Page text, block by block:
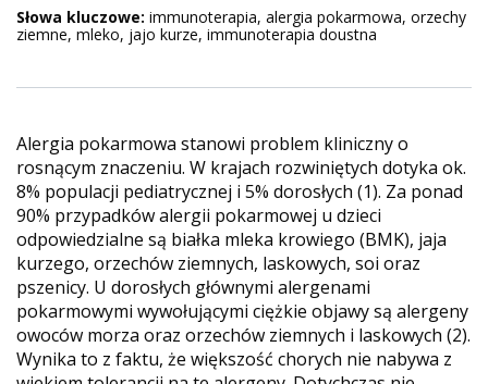
Słowa kluczowe: immunoterapia, alergia pokarmowa, orzechy
ziemne, mleko, jajo kurze, immunoterapia doustna
Alergia pokarmowa stanowi problem kliniczny o
rosnącym znaczeniu. W krajach rozwiniętych dotyka ok.
8% populacji pediatrycznej i 5% dorosłych (1). Za ponad
90% przypadków alergii pokarmowej u dzieci
odpowiedzialne są białka mleka krowiego (BMK), jaja
kurzego, orzechów ziemnych, laskowych, soi oraz
pszenicy. U dorosłych głównymi alergenami
pokarmowymi wywołującymi ciężkie objawy są alergeny
owoców morza oraz orzechów ziemnych i laskowych (2).
Wynika to z faktu, że większość chorych nie nabywa z